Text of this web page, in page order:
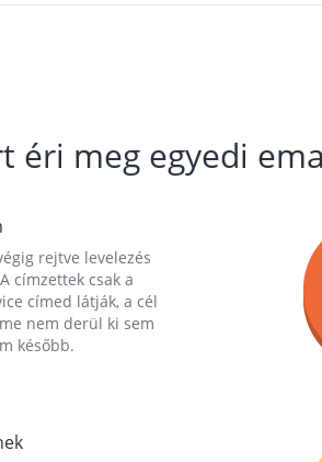
éri meg egyedi
rejtve levelezés
címzettek csak a
címed látják, a cél
nem derül ki sem
később.